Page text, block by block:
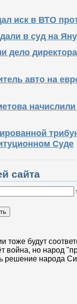
иск в ВТО
в суд на
дело
авто на
Суде
сайта
тоже будут
война, но народ
решение народа